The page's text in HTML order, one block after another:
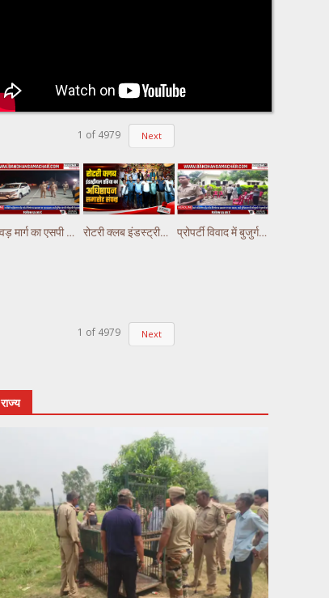
1 of 4979 Next
कांवड़ मार्ग का एसपी अभिषेक झा ने किया निरीक्षण,पुलिस ड्यूटी पर तैनात अस्थाई चौकियो का किया निरीक्षण रोटरी क्लब इंडस्ट्रीयल एरिया का अधिष्ठापन समारोह संपन्न || प्रोपर्टी विवाद में बुजुर्ग की हत्या की आंशका, चेहरे पर मिले चोट के निशान ||
1 of 4979 Next
राज्य